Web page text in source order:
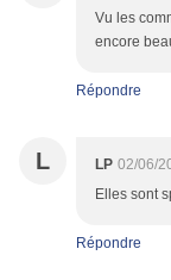
Vu les
encore
Répondre
L LP 02/06/
Elles sont
Répondre